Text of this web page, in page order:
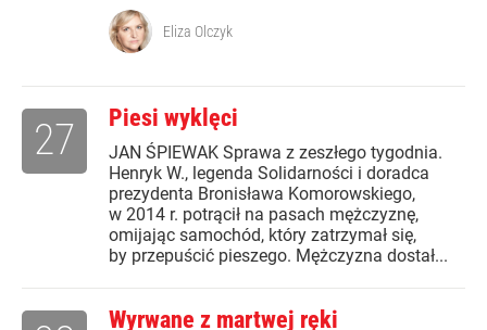
Eliza Olczyk
Piesi wyklęci
JAN ŚPIEWAK Sprawa z zeszłego tygodnia.
Henryk W., legenda Solidarności i doradca
prezydenta Bronisława Komorowskiego,
w 2014 r. potrącił na pasach mężczyznę,
omijając samochód, który zatrzymał się,
by przepuścić pieszego. Mężczyzna dostał...
27
Wyrwane z martwej ręki